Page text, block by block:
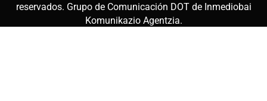
reservados. Grupo de Comunicación DOT de Inmediobai
Komunikazio Agentzia.